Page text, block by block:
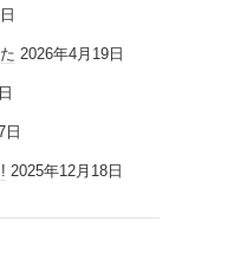
2026年4月19日
日
2025年12月18日